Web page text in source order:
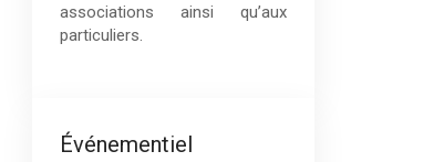
associations ainsi qu’aux
particuliers.
Événementiel